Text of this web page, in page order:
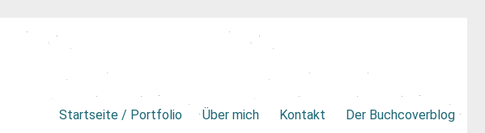
Startseite / Portfolio Über mich Kontakt Der Buchcoverblog